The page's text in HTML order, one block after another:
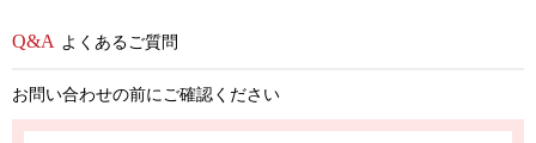
よくあるご質問
お問い合わせの前にご確認ください